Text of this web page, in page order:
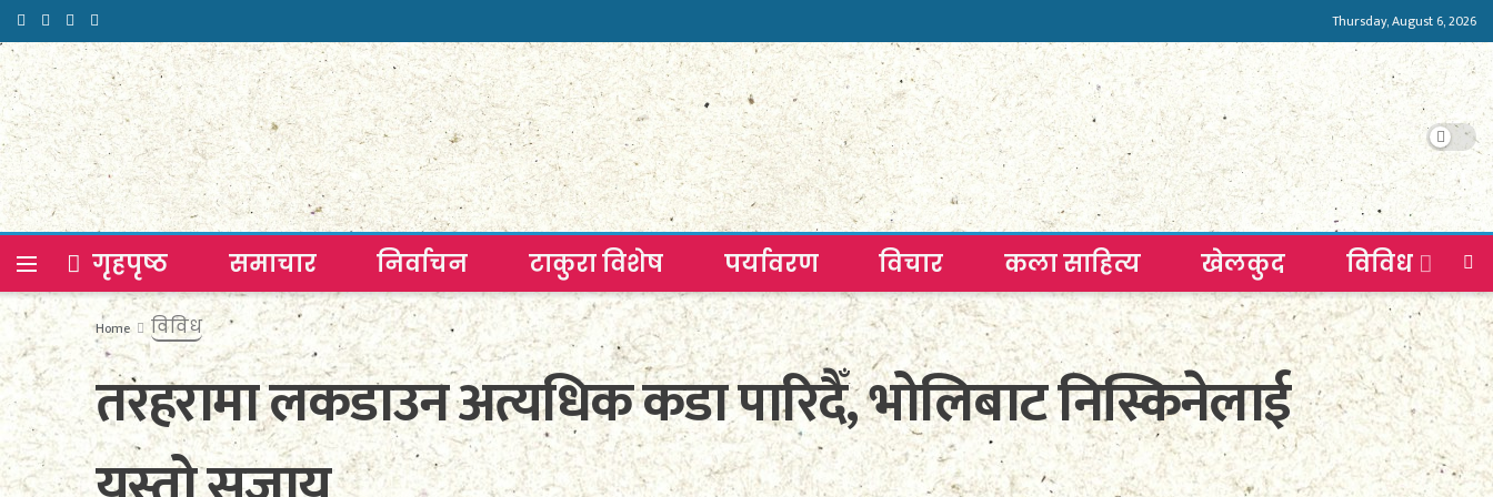
Thursday, August 6, 2026
गृहपृष्ठ समाचार निर्वाचन टाकुरा विशेष पर्यावरण विचार कला साहित्य खेलकुद विविध
Home विविध
तरहरामा लकडाउन अत्यधिक कडा पारिदैँ, भोलिबाट निस्किनेलाई